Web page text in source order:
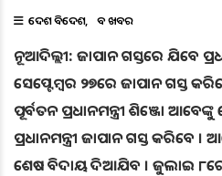
ଦେଶ ବିଦେଶ ବଡ ଖବର
ନୂଆଦିଲ୍ଲୀ: ଜାପାନ ଗସ୍ତରେ ଯିବେ
ସେପ୍ଟେମ୍ୱର ୨୭ରେ ଜାପାନ ଗସ୍ତ
ପୂର୍ବତନ ପ୍ରଧାନମନ୍ତ୍ରୀ ଶିଞ୍ଜୋ
ପ୍ରଧାନମନ୍ତ୍ରୀ ଜାପାନ ଗସ୍ତ କରିବେ
ଶେଷ ବିଦାୟ ଦିଆଯିବ । ଜୁଲାଇ